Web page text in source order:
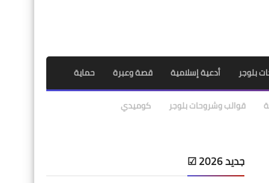
بلوجر أدعية إسلامية قصة وعبرة حماية
قوالب وشروحات بلوجر كوميدي
جديد 2026 ☑